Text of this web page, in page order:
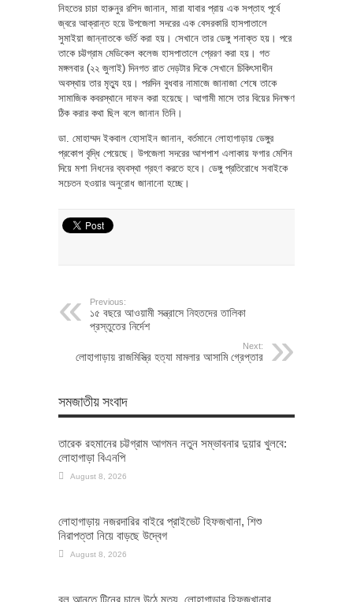
নিহতের চাচা হারুনুর রশিদ জানান, মারা যাবার প্রায় এক সপ্তাহ পূর্বে
জ্বরে আক্রান্ত হয়ে উপজেলা সদরের এক বেসরকারি হাসপাতালে
সুমাইয়া জান্নাতকে ভর্তি করা হয়। সেখানে তার ডেঙ্গু শনাক্ত হয়। পরে
তাকে চট্টগ্রাম মেডিকেল কলেজ হাসপাতালে প্রেরণ করা হয়। গত
মঙ্গলবার (২২ জুলাই) দিনগত রাত দেড়টার দিকে সেখানে চিকিৎসাধীন
অবস্থায় তার মৃত্যু হয়। পরদিন বুধবার নামাজে জানাজা শেষে তাকে
সামাজিক কবরস্থানে দাফন করা হয়েছে। আগামী মাসে তার বিয়ের দিনক্ষণ
ঠিক করার কথা ছিল বলে জানান তিনি।
ডা. মোহাম্মদ ইকবাল হোসাইন জানান, বর্তমানে লোহাগাড়ায় ডেঙ্গুর
প্রকোপ বৃদ্ধি পেয়েছে। উপজেলা সদরের আশপাশ এলাকায় ফগার মেশিন
দিয়ে মশা নিধনের ব্যবস্থা গ্রহণ করতে হবে। ডেঙ্গু প্রতিরোধে সবাইকে
সচেতন হওয়ার অনুরোধ জানানো হচ্ছে।
Previous:
১৫ বছরে আওয়ামী সন্ত্রাসে নিহতদের তালিকা
প্রস্তুতের নির্দেশ
Next:
লোহাগাড়ায় রাজমিস্ত্রি হত্যা মামলার আসামি গ্রেপ্তার
সমজাতীয় সংবাদ
তারেক রহমানের চট্টগ্রাম আগমন নতুন সম্ভাবনার দুয়ার খুলবে:
লোহাগাড়া বিএনপি
August 8, 2026
লোহাগাড়ায় নজরদারির বাইরে প্রাইভেট হিফজখানা, শিশু
নিরাপত্তা নিয়ে বাড়ছে উদ্বেগ
August 8, 2026
বল আনতে টিনের চালে উঠে মৃত্যু, লোহাগাড়ার হিফজখানার